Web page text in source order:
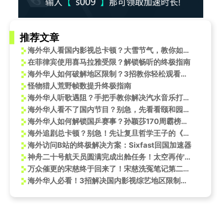
推荐文章
海外华人看国内影视总卡顿？大雪节气，教你如何解锁高清4K《节气》盛宴
在菲律宾使用喜马拉雅受限？解锁畅听的终极指南
海外华人如何破解地区限制？3招教你轻松观看全运会和热门综艺
怪物猎人荒野帧数提升终极指南
海外华人听歌遇阻？手把手教你解决汽水音乐打不开、版权限制问题
海外华人看不了国内节目？别急，先看看颐和园的金光穿洞有多绝
海外华人如何解锁国乒赛事？孙颖莎170周霸榜背后的观看指南
海外追剧总卡顿？别急！先让复旦哲学王子的《道德经》课，治好你的精神内耗
海外访问B站的终极解决方案：Sixfast回国加速器
神舟二十号航天员圆满完成出舱任务！太空再传'我已出舱，感觉良好'振奋人心
万众催更的宋慈终于回来了！宋慈洗冤笔记第二季第3册正式定档！美国如何访问喜马拉雅app？
海外华人必看！3招解决国内影视综艺地区限制，告别卡顿烦恼